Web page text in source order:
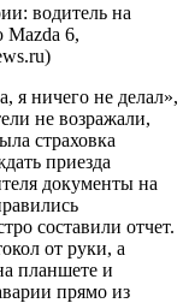
водитель на
Mazda 6,
я ничего не делал»,
не возражали,
страховка
приезда
документы на
составили отчет.
от руки, а
планшете и
прямо из